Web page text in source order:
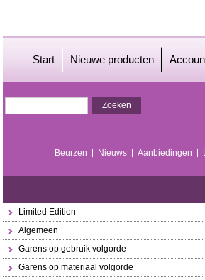
Start Nieuwe producten
Beurzen Nieuws Aanbiedingen
Limited Edition
Algemeen
Garens op gebruik volgorde
Garens op materiaal volgorde